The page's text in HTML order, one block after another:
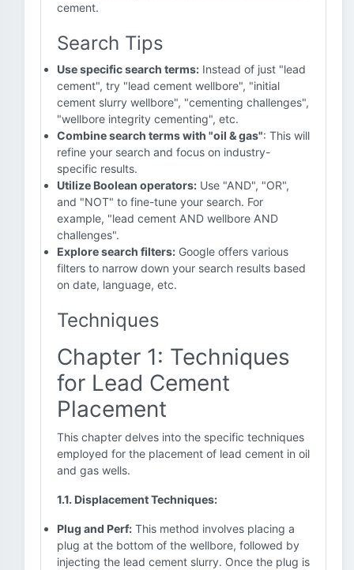
cement.
Search Tips
Use specific search terms: Instead of just "lead
cement", try "lead cement wellbore", "initial
cement slurry wellbore", "cementing challenges",
"wellbore integrity cementing", etc.
Combine search terms with "oil & gas": This will
refine your search and focus on industry-
specific results.
Utilize Boolean operators: Use "AND", "OR",
and "NOT" to fine-tune your search. For
example, "lead cement AND wellbore AND
challenges".
Explore search filters: Google offers various
filters to narrow down your search results based
on date, language, etc.
Techniques
Chapter 1: Techniques
for Lead Cement
Placement
This chapter delves into the specific techniques
employed for the placement of lead cement in oil
and gas wells.
1.1. Displacement Techniques:
Plug and Perf: This method involves placing a
plug at the bottom of the wellbore, followed by
injecting the lead cement slurry. Once the plug is